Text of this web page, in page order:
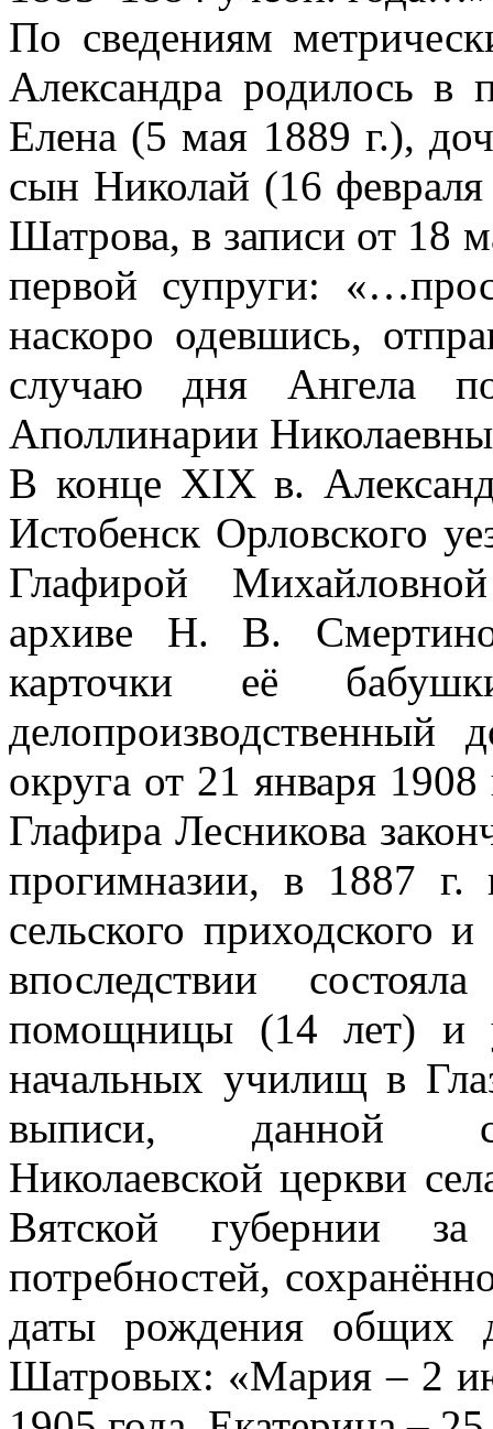
По сведениям
Александра родилось в
Елена (5 мая 1889 г.),
сын Николай (16
Шатрова, в записи от 18
первой супруги:
наскоро одевшись,
случаю дня Ангела
Аполлинарии
В конце XIX в.
Истобенск Орловского
Глафирой
архиве Н. В.
карточки её
делопроизводственный
округа от 21 января
Глафира Лесникова
прогимназии, в 1887 г.
сельского приходского
впоследствии
помощницы (14 лет) и
начальных училищ в
выписи, данной
Николаевской церкви
Вятской губернии
потребностей,
даты рождения общих
Шатровых: «Мария – 2